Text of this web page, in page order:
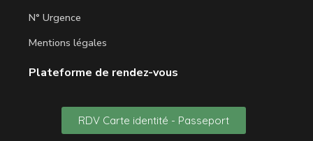
N° Urgence
Mentions légales
Plateforme de rendez-vous
RDV Carte identité - Passeport